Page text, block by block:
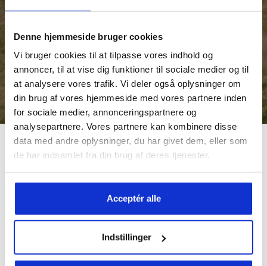
Denne hjemmeside bruger cookies
Vi bruger cookies til at tilpasse vores indhold og
annoncer, til at vise dig funktioner til sociale medier og til
at analysere vores trafik. Vi deler også oplysninger om
din brug af vores hjemmeside med vores partnere inden
for sociale medier, annonceringspartnere og
analysepartnere. Vores partnere kan kombinere disse
data med andre oplysninger, du har givet dem, eller som
de har indsamlet fra din brug af deres tjenester.
Acceptér alle
Indstillinger
Ejendomsprojektet A/S Bolig Emilsveji det nordvestlige
Silkeborg ved attraktive Buskelund er nu fuldtegnet.
Investorerne kigger her ind i et ejendomsprojekt, hvor de
med en 10% ejerandel på DKK 2.900.000 opnår en IRR på
7,17%, og ejendommens startafkast ligger på 4,41%.
De 34 rækkehuse, som er opført i Levehuse A/S’ kendte høje